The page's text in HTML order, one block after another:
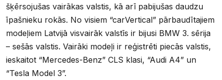
šķērsojušas vairākas valstis, kā arī pabijušas daudzu
īpašnieku rokās. No visiem “carVertical” pārbaudītajiem
modeļiem Latvijā visvairāk valstīs ir bijusi BMW 3. sērija
– sešās valstis. Vairāki modeļi ir reģistrēti piecās valstis,
ieskaitot “Mercedes-Benz” CLS klasi, “Audi A4” un
“Tesla Model 3”.